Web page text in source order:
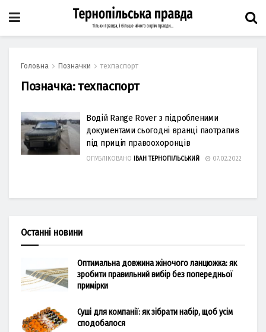
Головна Позначки техпаспорт
Позначка:техпаспорт
Водій Range Rover з підробленими
документами сьогодні вранці паотрапив
під приціл правоохоронців
ОПУБЛІКОВАНО ІВАН ТЕРНОПІЛЬСЬКИЙ 07.02.2022
Останні новини
Оптимальна довжина жіночого ланцюжка: як
зробити правильний вибір без попередньої
примірки
Суші для компанії: як зібрати набір, щоб усім
сподобалося